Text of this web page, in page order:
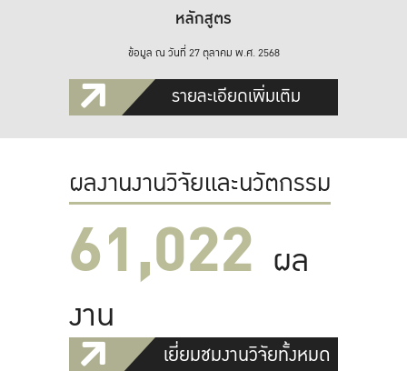
หลักสูตร
ข้อมูล ณ วันที่ 27 ตุลาคม พ.ศ. 2568
รายละเอียดเพิ่มเติม
ผลงานงานวิจัยและนวัตกรรม
61,022 ผล
งาน
เยี่ยมชมงานวิจัยทั้งหมด